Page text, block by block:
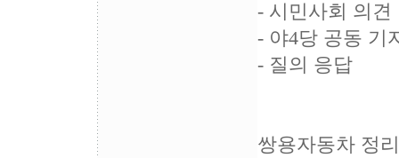
- 시민사회 의견
- 야4당 공동 기
- 질의 응답
쌍용자동차 정